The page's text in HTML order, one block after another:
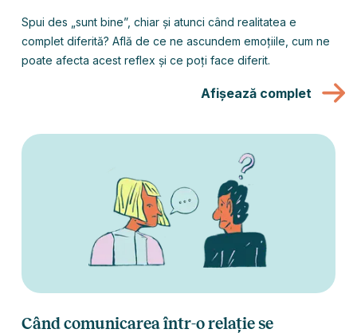
Spui des „sunt bine”, chiar și atunci când realitatea e
complet diferită? Află de ce ne ascundem emoțiile, cum ne
poate afecta acest reflex și ce poți face diferit.
Afișează complet
Când comunicarea într-o relație se